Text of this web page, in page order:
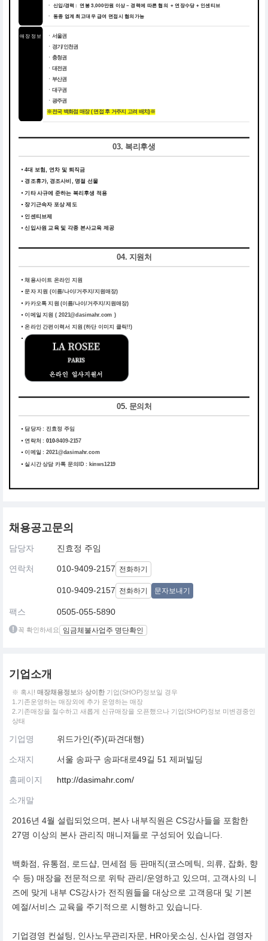
ㆍ 신입/경력 : 연봉 3,000만원 이상 ~ 경력에 따른 협의 + 연장수당 + 인센티브
ㆍ 동종 업계 최고대우 급여 면접시 협의가능
매장 정보
ㆍ서울권
ㆍ경기/인천권
ㆍ충청권
ㆍ대전권
ㆍ부산권
ㆍ대구권
ㆍ광주권
※전국 백화점 매장 ( 면접 후 거주지 고려 배치)※
03. 복리후생
4대 보험, 연차 및 퇴직금
경조휴가, 경조사비, 명절 선물
기타 사규에 준하는 복리후생 적용
장기근속자 포상 제도
인센티브제
신입사원 교육 및 각종 본사교육 제공
04. 지원처
채용사이트 온라인 지원
문자 지원 (이름/나이/거주지/지원매장)
카카오톡 지원 (이름/나이/거주지/지원매장)
이메일 지원 ( 2021@dasimahr.com )
온라인 간편이력서 지원 (하단 이미지 클릭!!)
05. 문의처
담당자 : 진효정 주임
연락처 :010-9409-2157
이메일 :2021@dasimahr.com
실시간 상담 카톡 문의ID : kinws1219
채용공고문의
담당자 진효정 주임
연락처 010-9409-2157 전화하기
010-9409-2157 전화하기 문자보내기
팩스 0505-055-5890
꼭 확인하세요 임금체불사업주 명단확인
기업소개
※ 혹시! 매장채용정보와 상이한 기업(SHOP)정보일 경우
1.기존운영하는 매장외에 추가 운영하는 매장
2.기존매장을 철수하고 새롭게 신규매장을 오픈했으나 기업(SHOP)정보 미변경중인
상태
기업명 위드가인(주)(파견대행)
소재지 서울 송파구 송파대로49길 51 제퍼빌딩
홈페이지 http://dasimahr.com/
소개말
2016년 4월 설립되었으며, 본사 내부직원은 CS강사들을 포함한
27명 이상의 본사 관리직 매니져들로 구성되어 있습니다.
백화점, 유통점, 로드샵, 면세점 등 판매직(코스메틱, 의류, 잡화, 향
수 등) 매장을 전문적으로 위탁 관리/운영하고 있으며, 고객사의 니
즈에 맞게 내부 CS강사가 전직원들을 대상으로 고객응대 및 기본
예절/서비스 교육을 주기적으로 시행하고 있습니다.
기업경영 컨설팅, 인사노무관리자문, HR아웃소싱, 신사업 경영자